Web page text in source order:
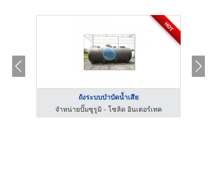
HOT
ถังระบบบำบัดน้ำเสีย
จำหน่ายปั๊มซูรูมิ - โซลิด อินเตอร์เทค